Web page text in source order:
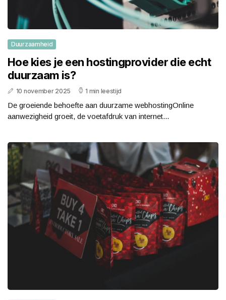
Duurzaamheid
Hoe kies je een hostingprovider die echt
duurzaam is?
10 november 2025 1 min leestijd
De groeiende behoefte aan duurzame webhostingOnline
aanwezigheid groeit, de voetafdruk van internet...